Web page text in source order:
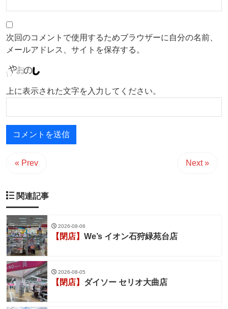
次回のコメントで使用するためブラウザーに自分の名前、
メールアドレス、サイトを保存する。
上に表示された文字を入力してください。
« Prev Next »
関連記事
2026-08-06
【閉店】 We’s イオン石狩緑苑台店
2026-08-05
【閉店】 ダイソー セリオ大曲店